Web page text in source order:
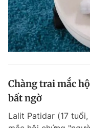
Chàng trai mắc
bất ngờ
Lalit Patidar (17